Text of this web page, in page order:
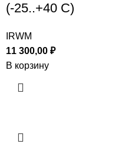
(-25..+40 С)
IRWM
11 300,00 ₽
В корзину